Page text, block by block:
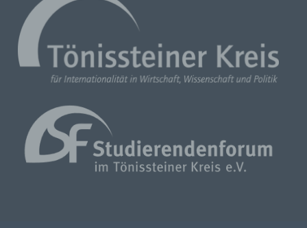
[Deutschland]
[030 / 206 167 52]
[vorstand@toenissteiner-studierendenforum.de]
Die Internetseiten von uns verwenden Cookies, Localstorage
und Sessionstorage. Dies dient dazu, unser Angebot
nutzerfreundlicher, effektiver und sicherer zu machen.
Localstorage und Sessionstorage ist eine Technologie, die
von Ihrem Browser verwendet wird, um Daten auf Ihrem